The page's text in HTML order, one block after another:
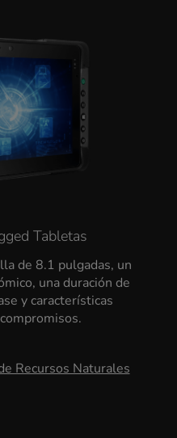
Tabletas
de 8.1 pulgadas, un
una duración de
y características
Recursos Naturales